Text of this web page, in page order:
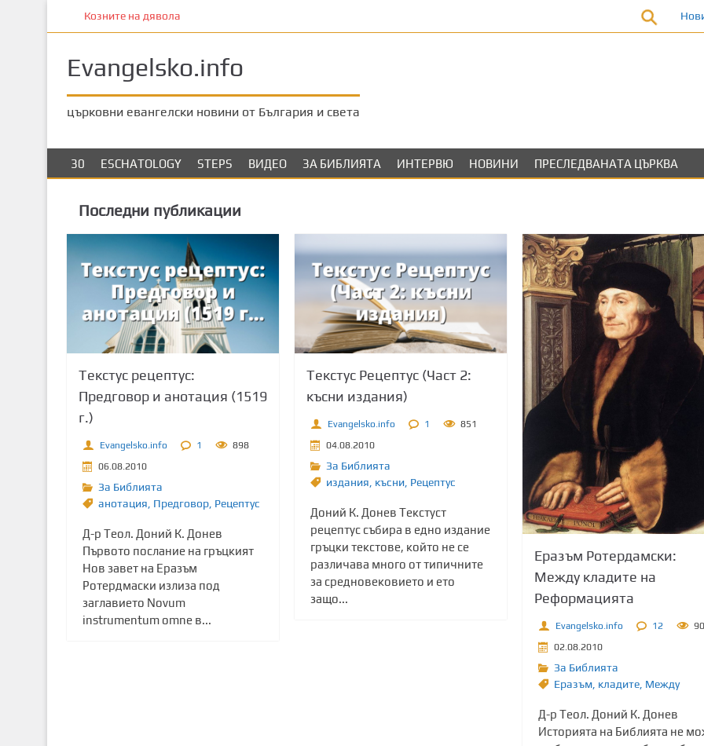
к
Козните на дявола
Evangelsko.info
църковни евангелски новини от България и света
30 ESCHATOLOGY STEPS ВИДЕО ЗА БИБЛИЯТА ИНТЕРВЮ НОВИНИ ПРЕСЛЕДВАНАТА ЦЪРКВА
Последни публикации
Текстус рецептус:
Предговор и анотация (1519
г.)
Evangelsko.info 1
898
06.08.2010
За Библията
анотация Предговор, Рецептус
Д-р Теол. Доний К. Донев
Първото послание на гръцкият
Нов завет на Еразъм
Ротердмаски излиза под
заглавието Novum
instrumentum omne в...
Текстус Рецептус (Част 2:
късни издания)
Evangelsko.info 1
851
04.08.2010
За Библията
издания късни, Рецептус
Доний К. Донев Текстуст
рецептус събира в едно издание
гръцки текстове, който не се
различава много от типичните
за средновековието и ето
защо...
Еразъм Ротердамски:
Между кладите на
Реформацията
Evangelsko.info 12
02.08.2010
За Библията
Еразъм, кладите, Между
Д-р Теол. Доний К. Донев
Историята на Библията не